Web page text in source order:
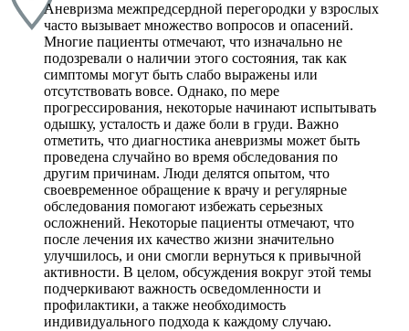
Аневризма межпредсердной перегородки у взрослых
часто вызывает множество вопросов и опасений.
Многие пациенты отмечают, что изначально не
подозревали о наличии этого состояния, так как
симптомы могут быть слабо выражены или
отсутствовать вовсе. Однако, по мере
прогрессирования, некоторые начинают испытывать
одышку, усталость и даже боли в груди. Важно
отметить, что диагностика аневризмы может быть
проведена случайно во время обследования по
другим причинам. Люди делятся опытом, что
своевременное обращение к врачу и регулярные
обследования помогают избежать серьезных
осложнений. Некоторые пациенты отмечают, что
после лечения их качество жизни значительно
улучшилось, и они смогли вернуться к привычной
активности. В целом, обсуждения вокруг этой темы
подчеркивают важность осведомленности и
профилактики, а также необходимость
индивидуального подхода к каждому случаю.